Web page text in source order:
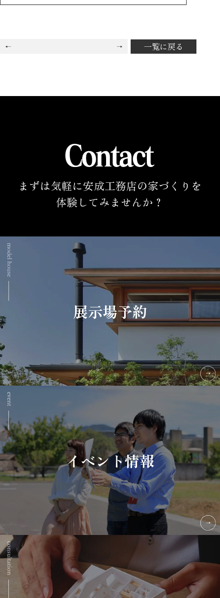
一覧に戻る
まずは気軽に安成工務店の家づくりを
体験してみませんか？
展示場予約
イベント情報